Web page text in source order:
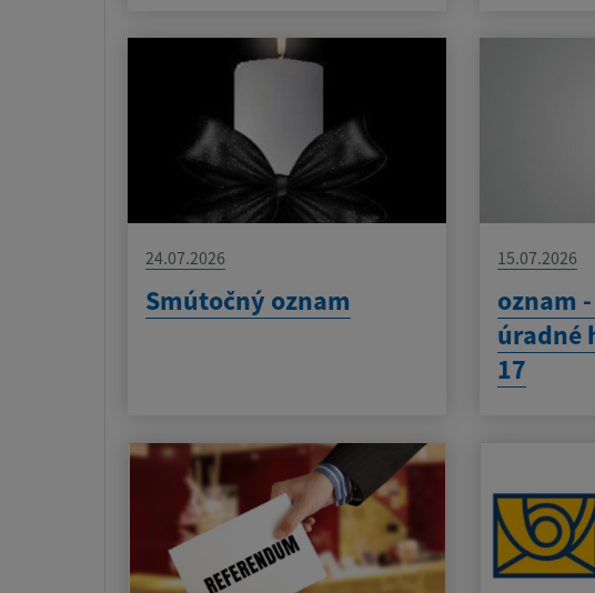
24.07.2026
Smútočný oznam
15.07.2026
oznam
úradné
17